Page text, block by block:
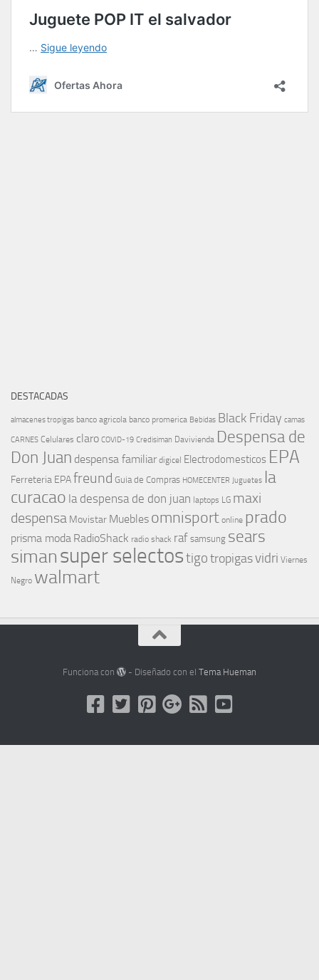
DESTACADAS
almacenes tropigas banco agricola banco promerica Bebidas Black Friday camas
CARNES Celulares claro COVID-19 Credisiman Davivienda Despensa de
Don Juan despensa familiar digicel Electrodomesticos EPA
Ferreteria EPAfreund Guia de Compras HOMECENTER Juguetes la
curacao la despensa de don juan laptops LG maxi
despensa Movistar Muebles omnisport online prado
prisma moda RadioShack radio shack raf samsung sears
simansuper selectostigotropigasvidri Viernes
Negro walmart
Funciona con - Diseñado con elTema Hueman